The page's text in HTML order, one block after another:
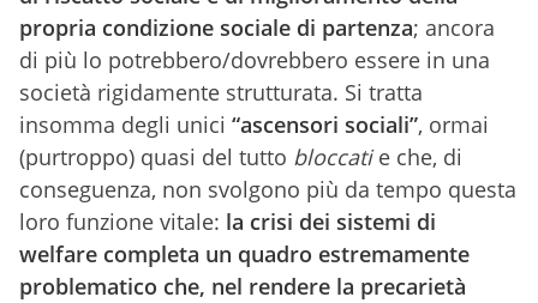
propria condizione sociale di partenza; ancora
di più lo potrebbero/dovrebbero essere in una
società rigidamente strutturata. Si tratta
insomma degli unici “ascensori sociali”, ormai
(purtroppo) quasi del tutto bloccatie che, di
conseguenza, non svolgono più da tempo questa
loro funzione vitale: la crisi dei sistemi di
welfare completa un quadro estremamente
problematico che, nel rendere la precarietà